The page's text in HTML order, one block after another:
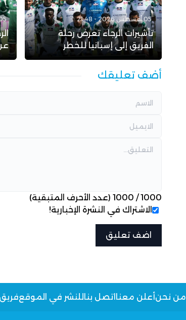
05 أغسطس 2026 - 21:48
تأشيرات الرجاء تعرض رحلة
الفريق إلى إسبانيا للخطر
05 أغسطس 2026
أضف تعليقك
1000
/
1000 (عدد الأحرف المتبقية)
الاشتراك في النشرة الإخبارية!
من نحنأعلن معنا اتصل بنا للنشر في الموقع